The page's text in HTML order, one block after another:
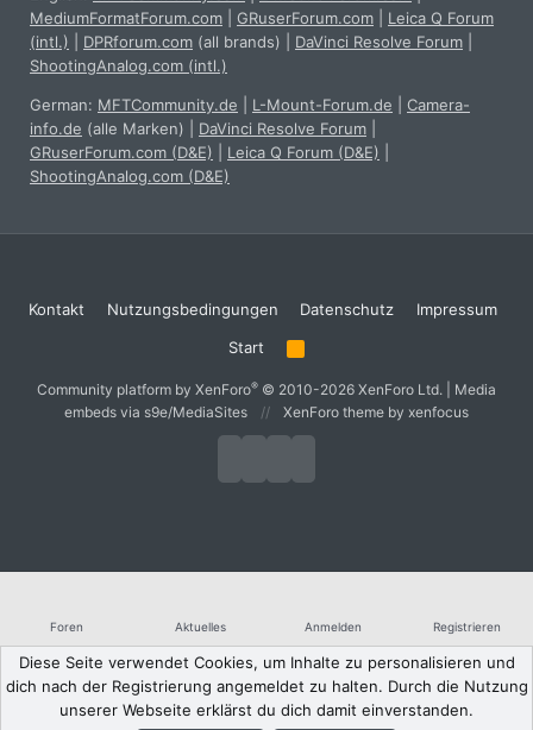
MediumFormatForum.com
GRuserForum.com
Leica Q Forum
(intl.)
DPRforum.com (all brands) DaVinci Resolve Forum
ShootingAnalog.com (intl.)
German: MFTCommunity.de L-Mount-Forum.de
Camera-
info.de (alle Marken) DaVinci Resolve Forum
GRuserForum.com (D&E)
Leica Q Forum (D&E)
ShootingAnalog.com (D&E)
Kontakt Nutzungsbedingungen Datenschutz
Impressum
Start
R
Community platform by XenForo® © 2010-2026 XenForo Ltd.
Media
embeds via s9e/MediaSites
XenForo theme by xenfocus
Foren Aktuelles Anmelden Registrieren
Diese Seite verwendet Cookies, um Inhalte zu personalisieren und
dich nach der Registrierung angemeldet zu halten. Durch die Nutzung
unserer Webseite erklärst du dich damit einverstanden.